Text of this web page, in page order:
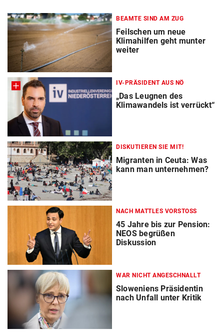
BEAMTE SIND AM ZUG
Feilschen um neue
Klimahilfen geht munter
weiter
IV-PRÄSIDENT AUS NÖ
„Das Leugnen des
Klimawandels ist verrückt“
DISKUTIEREN SIE MIT!
Migranten in Ceuta: Was
kann man unternehmen?
NACH MATTLES VORSTOSS
45 Jahre bis zur Pension:
NEOS begrüßen
Diskussion
WAR NICHT ANGESCHNALLT
Sloweniens Präsidentin
nach Unfall unter Kritik